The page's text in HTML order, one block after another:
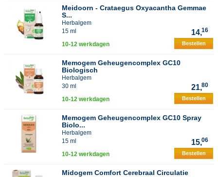
Meidoorn - Crataegus Oxyacantha Gemmae
S...
Herbalgem
15 ml
14,16
10-12 werkdagen Bestellen
Memogem Geheugencomplex GC10
Biologisch
Herbalgem
30 ml
21,80
10-12 werkdagen Bestellen
Memogem Geheugencomplex GC10 Spray
Biolo...
Herbalgem
15 ml
15,06
10-12 werkdagen Bestellen
Midogem Comfort Cerebraal Circulatie